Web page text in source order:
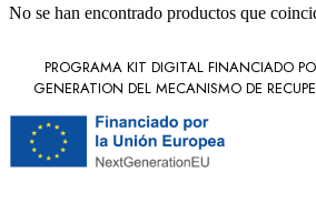
No se han encontrado productos que
PROGRAMA KIT DIGITAL FINANCIADO
GENERATION DEL MECANISMO DE